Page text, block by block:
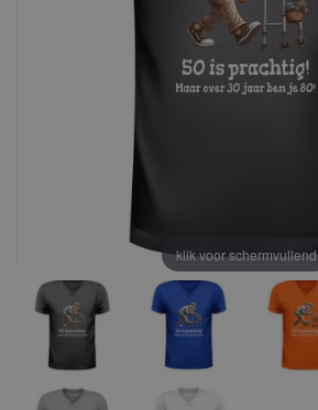
klik voor schermvullend